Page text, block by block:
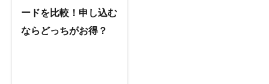
ードを比較！申し込む
ならどっちがお得？